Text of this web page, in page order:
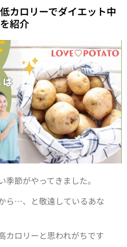
カロリーでダイエット中
紹介
節がやってきました。
ら…、と敬遠しているあな
カロリーと思われがちです